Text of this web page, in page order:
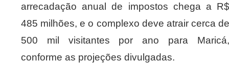
arrecadação anual de impostos chega a R$
485 milhões, e o complexo deve atrair cerca de
500 mil visitantes por ano para Maricá,
conforme as projeções divulgadas.